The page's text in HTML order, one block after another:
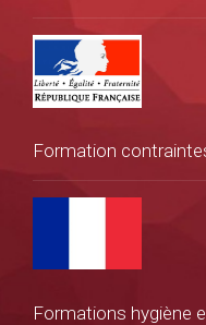
Formation
Formations hygiène